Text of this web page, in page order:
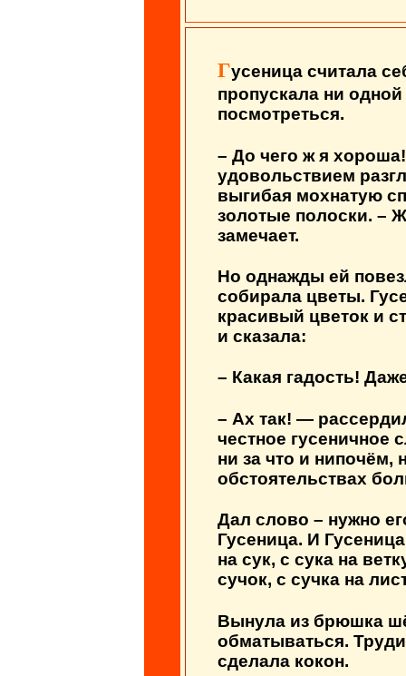
Гусеница считала
пропускала ни
посмотреться.
– До чего ж я
удовольствием
выгибая мохнатую
золотые полоски. –
замечает.
Но однажды ей
собирала цветы.
красивый цветок и
и сказала:
– Какая гадость!
– Ах так! —
честное гусеничное
ни за что и нипочём,
обстоятельствах
Дал слово – нужно
Гусеница. И
на сук, с сука на
сучок, с сучка на
Вынула из брюшка
обматываться.
сделала кокон.